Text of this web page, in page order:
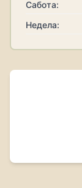
Сабота:
Недела: